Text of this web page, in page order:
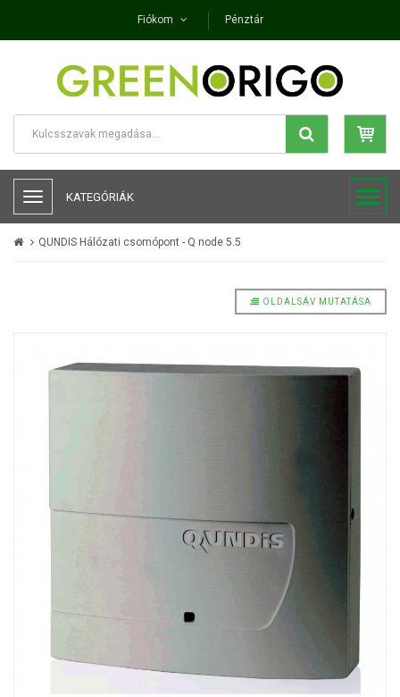
Fiókom Pénztár
KATEGÓRIÁK
QUNDIS Hálózati csomópont - Q node 5.5
OLDALSÁV MUTATÁSA